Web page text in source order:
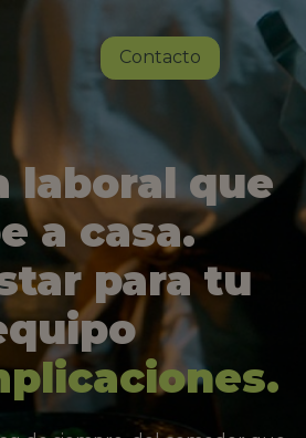
Contacto
laboral que
a casa.
para tu